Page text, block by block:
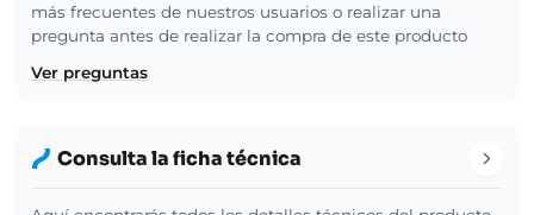
más frecuentes de nuestros usuarios o realizar una
pregunta antes de realizar la compra de este producto
Ver preguntas
Consulta la ficha técnica